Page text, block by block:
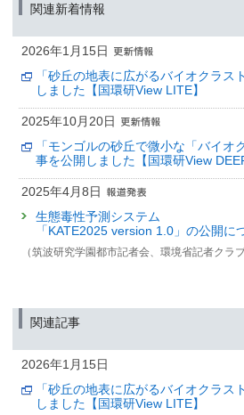
関連新着情報
2026年1月15日
「砂丘の地表に広がるバイオクラス
しました【国環研View LITE】
2025年10月20日
「モンゴルの砂丘で微小な「バイオ
事を公開しました【国環研View
2025年4月8日
生態毒性予測システム
「KATE2025 version 1.0」の公開に
（筑波研究学園都市記者会、環境省記者クラ
ました【国環研View LITE】
2023年6月14日
環境DNAによる全国湖沼の魚類モニ
1Lの採水によって40種を超える魚種
（京都大学記者クラブ、文部科学記者会、科
関連記事
2026年1月15日
「砂丘の地表に広がるバイオクラス
しました【国環研View LITE】